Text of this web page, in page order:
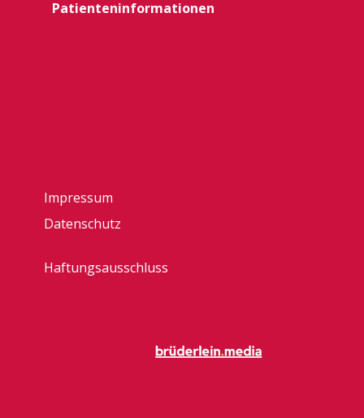
Patienteninformationen
Impressum
Datenschutz
Haftungsausschluss